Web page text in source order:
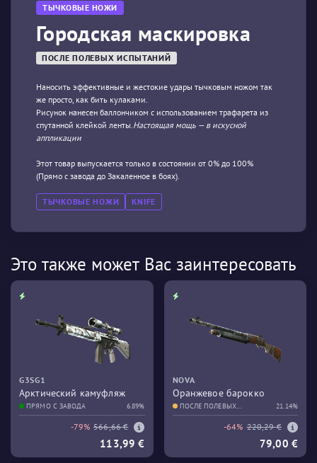
ТЫЧКОВЫЕ НОЖИ
Городская маскировка
ПОСЛЕ ПОЛЕВЫХ ИСПЫТАНИЙ
Наносить эффективные и жестокие удары тычковым ножом так
же просто, как бить кулаками.
Рисунок нанесен баллончиком с использованием трафарета из
спутанной клейкой ленты.Настоящая мощь — в искусной
аппликации
Этот товар выпускается только в состоянии от 0% до 100%
(Прямо с завода до Закаленное в боях).
ТЫЧКОВЫЕ НОЖИ KNIFE
Это также может Вас заинтересовать
G3SG1
Арктический камуфляж
ПРЯМО С ЗАВОДА 6.89%
-79% 566,66 €
113,99 €
NOVA
Оранжевое барокко
ПОСЛЕ ПОЛЕВЫХ
ИСПЫТАНИЙ
21.14%
-64% 220,29 €
79,00 €